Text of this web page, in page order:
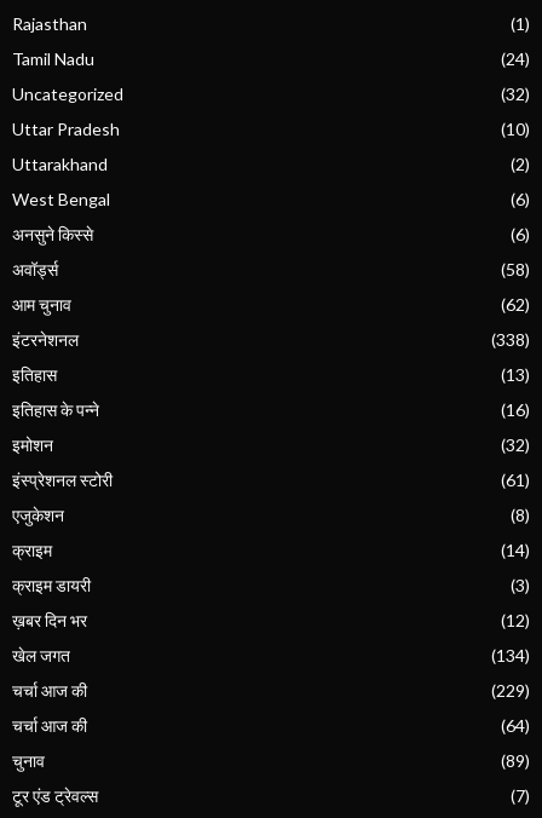
Rajasthan
(1)
Tamil Nadu
(24)
Uncategorized
(32)
Uttar Pradesh
(10)
Uttarakhand
(2)
West Bengal
(6)
अनसुने किस्से
(6)
अवॉर्ड्स
(58)
आम चुनाव
(62)
इंटरनेशनल
(338)
इतिहास
(13)
इतिहास के पन्ने
(16)
इमोशन
(32)
इंस्प्रेशनल स्टोरी
(61)
एजुकेशन
(8)
क्राइम
(14)
क्राइम डायरी
(3)
ख़बर दिन भर
(12)
खेल जगत
(134)
चर्चा आज की
(229)
चर्चा आज की
(64)
चुनाव
(89)
टूर एंड ट्रेवल्स
(7)